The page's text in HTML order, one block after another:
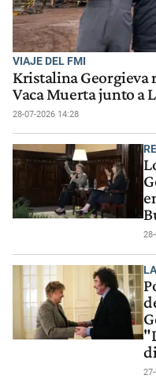
VIAJE DEL FMI
Kristalina Georgieva
Vaca Muerta junto a
28-07-2026 14:28